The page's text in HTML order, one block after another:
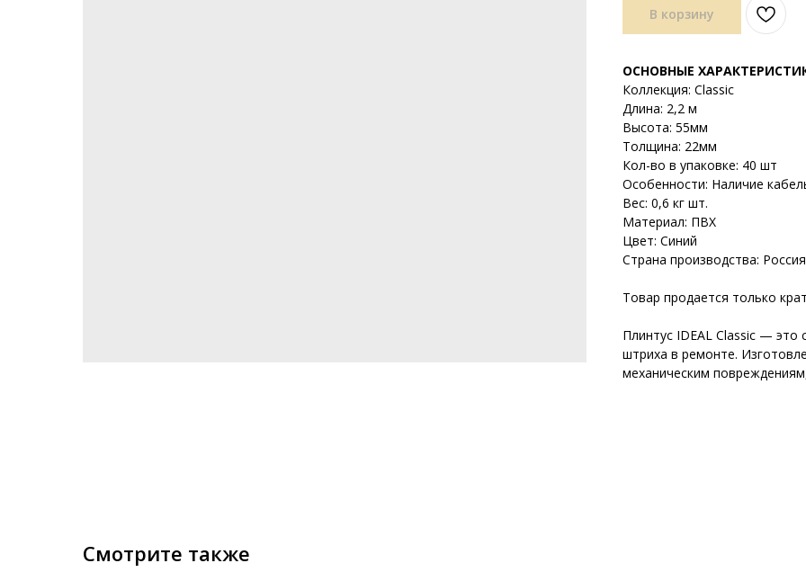
В корзину
ОСНОВНЫЕ
Коллекция: Classic
Длина: 2,2 м
Высота: 55мм
Толщина: 22мм
Кол-во в упаковке: 40 шт
Особенности: Наличие
Вес: 0,6 кг шт.
Материал: ПВХ
Цвет: Синий
Страна производства: Россия
Товар продается только
Плинтус IDEAL Classic —
штриха в ремонте.
механическим
Смотрите также